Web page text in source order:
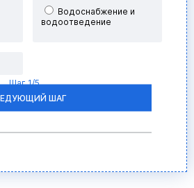
Водоснабжение и
водоотведение
СКИДКУ
Шаг1/5
ШАГ